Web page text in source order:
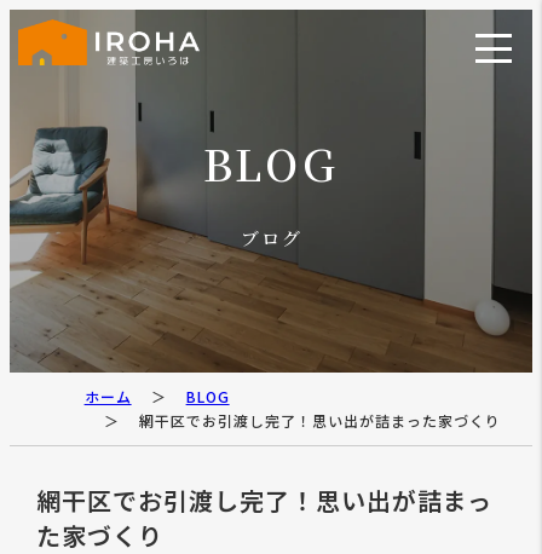
BLOG
ブログ
ホーム
BLOG
網干区でお引渡し完了！思い出が詰まった家づくり
網干区でお引渡し完了！思い出が詰まっ
た家づくり